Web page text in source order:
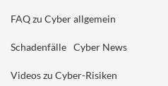
FAQ zu Cyber allgemein
Schadenfälle Cyber News
Videos zu Cyber-Risiken